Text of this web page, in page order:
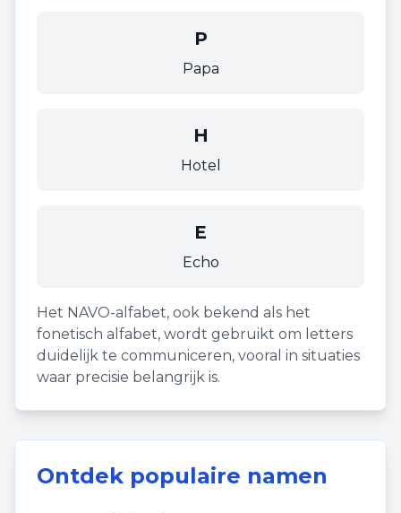
P
Papa
H
Hotel
E
Echo
Het NAVO-alfabet, ook bekend als het
fonetisch alfabet, wordt gebruikt om letters
duidelijk te communiceren, vooral in situaties
waar precisie belangrijk is.
Ontdek populaire namen